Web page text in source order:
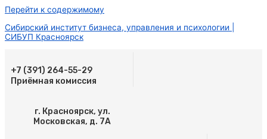
Перейти к содержимому
Сибирский институт бизнеса, управления и психологии |
СИБУП Красноярск
+7 (391) 264-55-29
Приёмная комиссия
г. Красноярск, ул.
Московская, д. 7А